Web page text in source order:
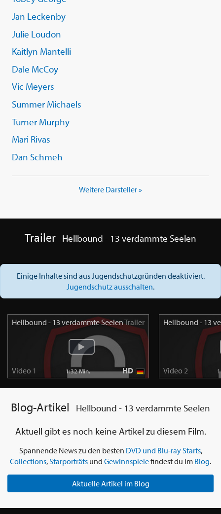
Jan Leckenby
Julie Loudon
Kaitlyn Mantelli
Dale McCoy
Vic Meyers
Summer Michaels
Turner Murphy
Mari Rivas
Dan Schmeh
Weitere Darsteller »
Trailer Hellbound - 13 verdammte Seelen
Einige Inhalte sind aus Jugendschutzgründen deaktiviert.
Jugendschutz ausschalten.
Hellbound - 13 verdammte SeelenTrailer
Video 1 1:32 Min. HD
Hellbound - 13
Video 2
Blog-Artikel
Hellbound - 13 verdammte Seelen
Aktuell gibt es noch keine Artikel zu diesem Film.
Spannende News zu den besten DVD und Blu-ray Starts,
Collections,Starporträts und Gewinnspielefindest du im Blog.
Aktuelle Artikel im Blog